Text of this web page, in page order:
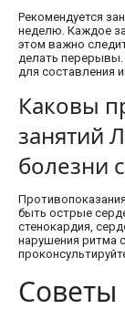
Рекомендуется
неделю. Каждое
этом важно
делать перерывы.
для составления
Каковы
занятий
болезни
быть острые
стенокардия,
нарушения ритма
Советы